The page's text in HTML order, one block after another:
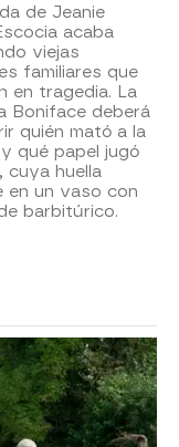
de Jeanie
acaba
viejas
familiares que
en tragedia. La
Boniface deberá
quién mató a la
qué papel jugó
cuya huella
en un vaso con
barbitúrico.